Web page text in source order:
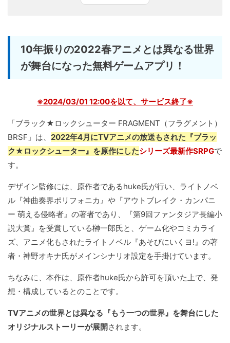
10年振りの2022春アニメとは異なる世界
が舞台になった無料ゲームアプリ！
※2024/03/01 12:00を以て、サービス終了※
「ブラック★ロックシューター FRAGMENT（フラグメント）
BRSF」は、 2022年4月にTVアニメの放送もされた『ブラッ
ク★ロックシューター』を原作にしたシリーズ最新作SRPGで
す。
デザイン監修には、原作者であるhuke氏が行い、ライトノベ
ル『神曲奏界ポリフォニカ』や『アウトブレイク・カンパニ
ー 萌える侵略者』の著者であり、『第9回ファンタジア長編小
説大賞』を受賞している榊一郎氏と、ゲーム化やコミカライ
ズ、アニメ化もされたライトノベル『あそびにいくヨ!』の著
者・神野オキナ氏がメインシナリオ設定を手掛けています。
ちなみに、本作は、原作者huke氏から許可を頂いた上で、発
想・構成しているとのことです。
TVアニメの世界とは異なる『もう一つの世界』を舞台にした
オリジナルストーリーが展開 されます。